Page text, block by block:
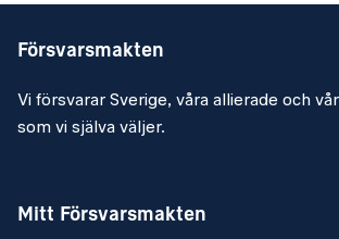
Försvarsmakten
Vi försvarar Sverige, våra allierade och
som vi själva väljer.
Mitt Försvarsmakten